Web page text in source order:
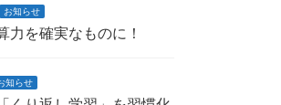
お知らせ
を確実なものに！
知らせ